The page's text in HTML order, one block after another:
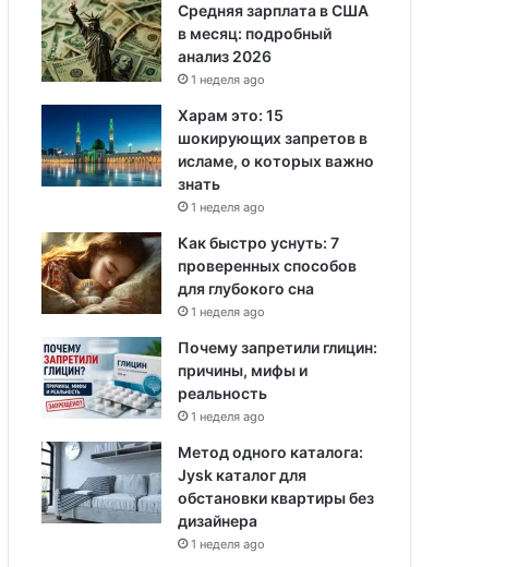
Средняя зарплата в США
в месяц: подробный
анализ 2026
1 неделя ago
Харам это: 15
шокирующих запретов в
исламе, о которых важно
знать
1 неделя ago
Как быстро уснуть: 7
проверенных способов
для глубокого сна
1 неделя ago
Почему запретили глицин:
причины, мифы и
реальность
1 неделя ago
Метод одного каталога:
Jysk каталог для
обстановки квартиры без
дизайнера
1 неделя ago